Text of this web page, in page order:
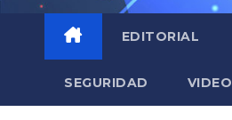
EDITORIAL
SEGURIDAD VIDEO